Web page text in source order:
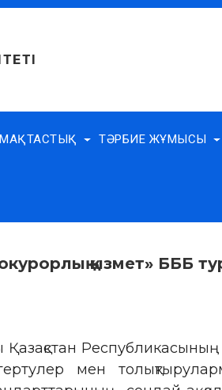
ТӘРБИЕ ЖҰМЫСЫ
қызмет» БББ
Қазақстан
мен